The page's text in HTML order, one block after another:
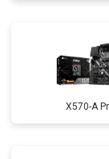
X570-A